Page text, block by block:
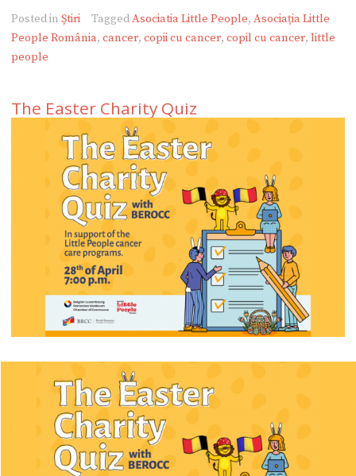
Posted in Știri TaggedAsociatia Little People,Asociația Little
People România, cancer, copii cu cancer, copil cu cancer, little
people
The Easter Charity Quiz